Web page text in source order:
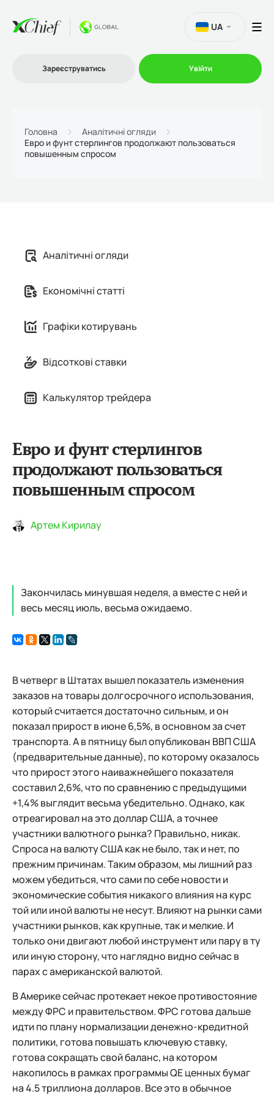
Платформи
UA
Зареєструватись Увійти
Головна
Аналітичні огляди
Евро и фунт стерлингов продолжают пользоваться
повышенным спросом
Аналітичні огляди
Економічні статті
Графіки котирувань
Відсоткові ставки
Калькулятор трейдера
Евро и фунт стерлингов
продолжают пользоваться
повышенным спросом
Артем Кирилау
Закончилась минувшая неделя, а вместе с ней и
весь месяц июль, весьма ожидаемо.
В четверг в Штатах вышел показатель изменения
заказов на товары долгосрочного использования,
который считается достаточно сильным, и он
показал прирост в июне 6,5%, в основном за счет
транспорта. А в пятницу был опубликован ВВП США
(предварительные данные), по которому оказалось
что прирост этого наиважнейшего показателя
составил 2,6%, что по сравнению с предыдущими
+1,4% выглядит весьма убедительно. Однако, как
отреагировал на это доллар США, а точнее
участники валютного рынка? Правильно, никак.
Спроса на валюту США как не было, так и нет, по
прежним причинам. Таким образом, мы лишний раз
можем убедиться, что сами по себе новости и
экономические события никакого влияния на курс
той или иной валюты не несут. Влияют на рынки сами
участники рынков, как крупные, так и мелкие. И
только они двигают любой инструмент или пару в ту
или иную сторону, что наглядно видно сейчас в
парах с американской валютой.
В Америке сейчас протекает некое противостояние
между ФРС и правительством. ФРС готова дальше
идти по плану нормализации денежно-кредитной
политики, готова повышать ключевую ставку,
готова сокращать свой баланс, на котором
накопилось в рамках программы QE ценных бумаг
на 4.5 триллиона долларов. Все это в обычное